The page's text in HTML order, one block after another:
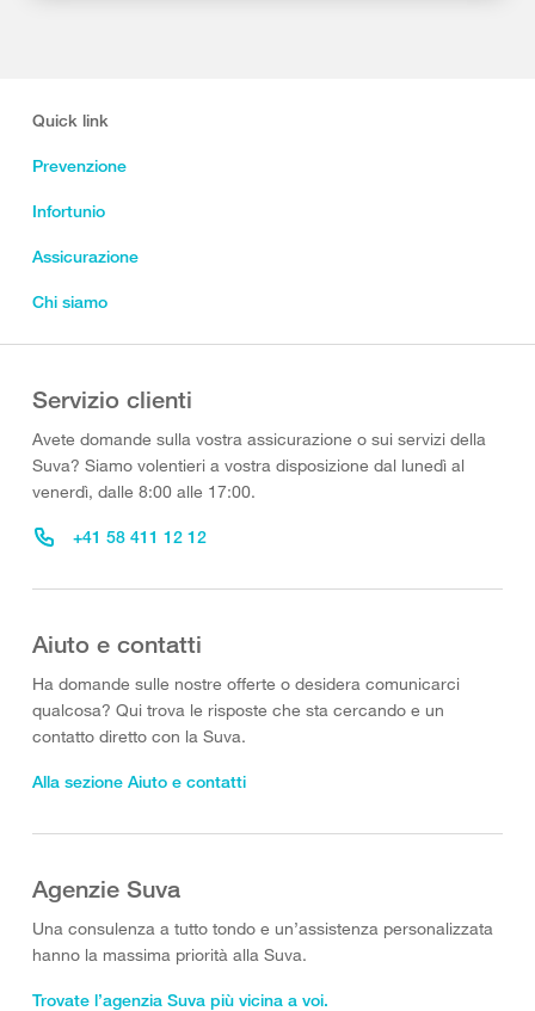
Quick link
Prevenzione
Infortunio
Assicurazione
Chi siamo
Servizio clienti
Avete domande sulla vostra assicurazione o sui servizi della
Suva? Siamo volentieri a vostra disposizione dal lunedì al
venerdì, dalle 8:00 alle 17:00.
+41 58 411 12 12
Aiuto e contatti
Ha domande sulle nostre offerte o desidera comunicarci
qualcosa? Qui trova le risposte che sta cercando e un
contatto diretto con la Suva.
Alla sezione Aiuto e contatti
Agenzie Suva
Una consulenza a tutto tondo e un’assistenza personalizzata
hanno la massima priorità alla Suva.
Trovate l’agenzia Suva più vicina a voi.